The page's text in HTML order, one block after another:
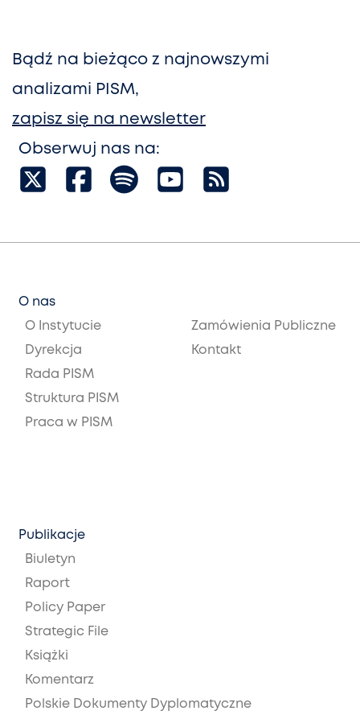
Bądź na bieżąco z najnowszymi
analizami PISM,
zapisz się na newsletter
Obserwuj nas na:
O nas
O Instytucie
Dyrekcja
Rada PISM
Struktura PISM
Praca w PISM
Zamówienia Publiczne
Kontakt
Publikacje
Biuletyn
Raport
Policy Paper
Strategic File
Książki
Komentarz
Polskie Dokumenty Dyplomatyczne